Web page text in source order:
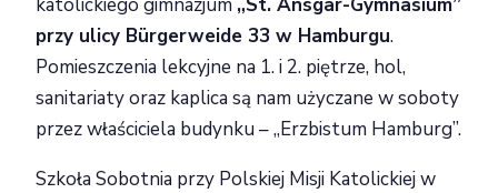
przy ulicy Bürgerweide 33 w Hamburgu.
Pomieszczenia lekcyjne na 1. i 2. piętrze, hol,
sanitariaty oraz kaplica są nam użyczane w soboty
przez właściciela budynku – „Erzbistum Hamburg”.
Szkoła Sobotnia przy Polskiej Misji Katolickiej w